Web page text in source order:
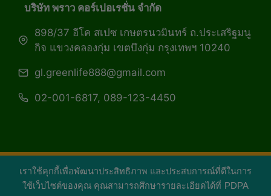
เราใช้คุกกี้เพื่อพัฒนาประสิทธิภาพ และประสบการณ์ที่ดีในการ
ใช้เว็บไซต์ของคุณ คุณสามารถศึกษารายละเอียดได้ที่ PDPA
บริษัท พราว คอร์เปอเรชั่น จำกัด
898/37 อีโค สเปซ เกษตรนวมินทร์ ถ.ประเสริฐมนู
กิจ แขวงคลองกุ่ม เขตบึงกุ่ม กรุงเทพฯ 10240
gl.greenlife888@gmail.com
02-001-6817, 089-123-4450
Copyright 2026 — Green Life Plus mag | กรีน
ไลฟ์พลัส หนังสือมีชีวิต